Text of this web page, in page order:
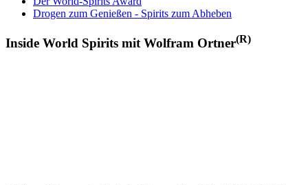
Drogen zum Genießen - Spirits zum Abheben
Inside World Spirits mit Wolfram Ortner(R)